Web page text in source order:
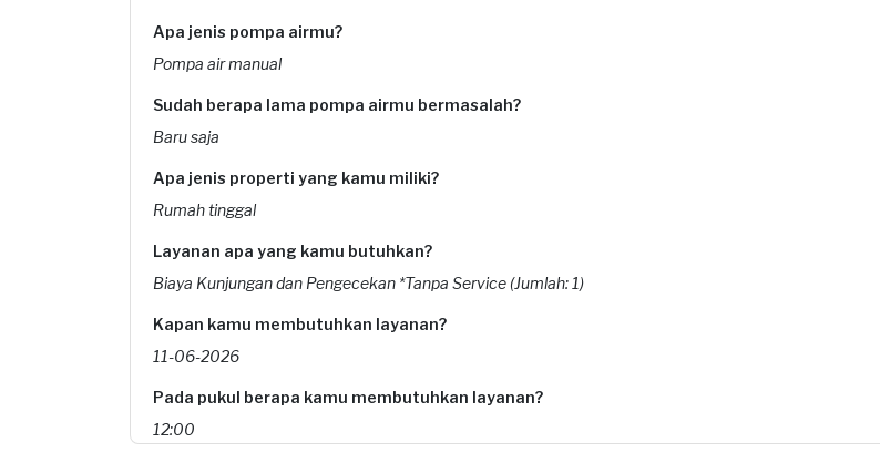
Apa jenis pompa airmu?
Pompa air manual
Sudah berapa lama pompa airmu bermasalah?
Baru saja
Apa jenis properti yang kamu miliki?
Rumah tinggal
Layanan apa yang kamu butuhkan?
Biaya Kunjungan dan Pengecekan *Tanpa Service (Jumlah: 1)
Kapan kamu membutuhkan layanan?
11-06-2026
Pada pukul berapa kamu membutuhkan layanan?
12:00